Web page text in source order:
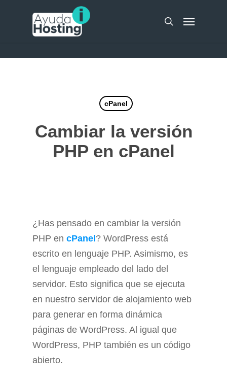
search
Menu
cPanel
Cambiar la versión
PHP en cPanel
¿Has pensado en cambiar la versión
PHP en cPanel ? WordPress está
escrito en lenguaje PHP. Asimismo, es
el lenguaje empleado del lado del
servidor. Esto significa que se ejecuta
en nuestro servidor de alojamiento web
para generar en forma dinámica
páginas de WordPress. Al igual que
WordPress, PHP también es un código
abierto.